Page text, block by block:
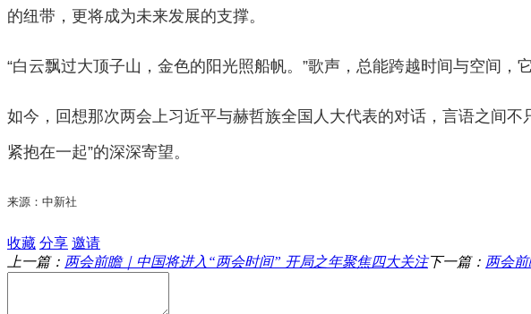
的纽带，更将成为未来发展的支撑。
“白云飘过大顶子山，金色的阳光照船帆。”歌声，总能跨越时间与空间
如今，回想那次两会上习近平与赫哲族全国人大代表的对话，言语之间
紧抱在一起”的深深寄望。
来源：中新社
收藏 分享 邀请
上一篇： 两会前瞻｜中国将进入“两会时间” 开局之年聚焦四大关注下一篇： 两会